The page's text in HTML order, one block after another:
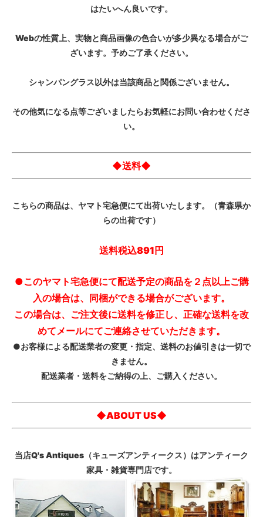
はたいへん良いです。
Webの性質上、実物と商品画像の色合いが多少異なる場合がご
ざいます。予めご了承ください。
シャンパングラス以外は当該商品と関係ございません。
その他気になる点等ございましたらお気軽にお問い合わせくださ
い。
◆送料◆
こちらの商品は、ヤマト宅急便にて出荷いたします。（青森県か
らの出荷です）
送料税込891円
●このヤマト宅急便にて配送予定の商品を２点以上ご購
入の場合は、同梱ができる場合がございます。
この場合は、ご注文後に送料を修正し、正確な送料を改
めてメールにてご連絡させていただきます。
●お客様による配送業者の変更・指定、送料のお値引きは一切で
きません。
配送業者・送料をご納得の上、ご購入ください。
◆ABOUT US◆
当店Q's Antiques（キューズアンティークス）はアンティーク
家具・雑貨専門店です。